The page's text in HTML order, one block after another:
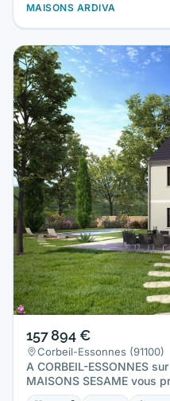
MAISONS ARDIVA
157 894 €
Corbeil-Essonnes (91100)
A CORBEIL-ESSONNES
MAISONS SESAME vous
maison neuve d'une